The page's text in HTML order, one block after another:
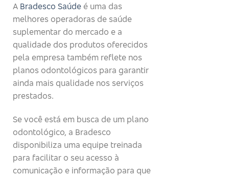
A Bradesco Saúde é uma das
melhores operadoras de saúde
suplementar do mercado e a
qualidade dos produtos oferecidos
pela empresa também reflete nos
planos odontológicos para garantir
ainda mais qualidade nos serviços
prestados.
Se você está em busca de um plano
odontológico, a Bradesco
disponibiliza uma equipe treinada
para facilitar o seu acesso à
comunicação e informação para que